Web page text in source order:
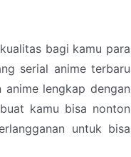
bagi kamu para
serial anime terbaru
lengkap dengan
kamu bisa nonton
untuk bisa